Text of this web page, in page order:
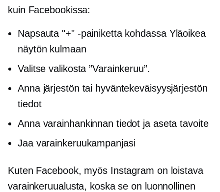
kuin Facebookissa:
Napsauta "+" -painiketta kohdassa Yläoikea
näytön kulmaan
Valitse valikosta ”Varainkeruu”.
Anna järjestön tai hyväntekeväisyysjärjestön
tiedot
Anna varainhankinnan tiedot ja aseta tavoite
Jaa varainkeruukampanjasi
Kuten Facebook, myös Instagram on loistava
varainkeruualusta, koska se on luonnollinen